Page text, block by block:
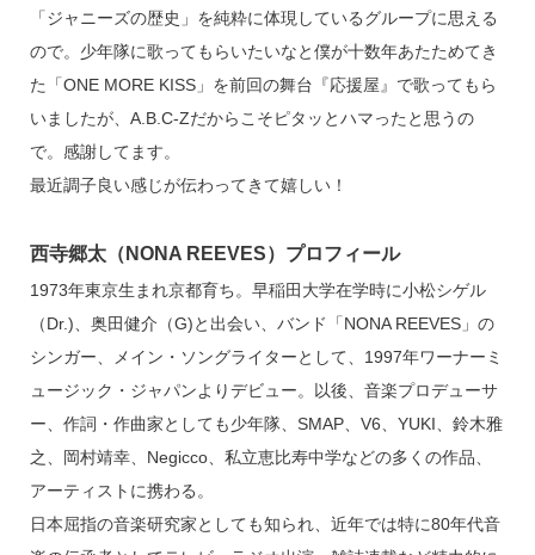
「ジャニーズの歴史」を純粋に体現しているグループに思える
ので。少年隊に歌ってもらいたいなと僕が十数年あたためてき
た「ONE MORE KISS」を前回の舞台『応援屋』で歌ってもら
いましたが、A.B.C-Zだからこそピタッとハマったと思うの
で。感謝してます。
最近調子良い感じが伝わってきて嬉しい！
西寺郷太（NONA REEVES）プロフィール
1973年東京生まれ京都育ち。早稲田大学在学時に小松シゲル
（Dr.)、奥田健介（G)と出会い、バンド「NONA REEVES」の
シンガー、メイン・ソングライターとして、1997年ワーナーミ
ュージック・ジャパンよりデビュー。以後、音楽プロデューサ
ー、作詞・作曲家としても少年隊、SMAP、V6、YUKI、鈴木雅
之、岡村靖幸、Negicco、私立恵比寿中学などの多くの作品、
アーティストに携わる。
日本屈指の音楽研究家としても知られ、近年では特に80年代音